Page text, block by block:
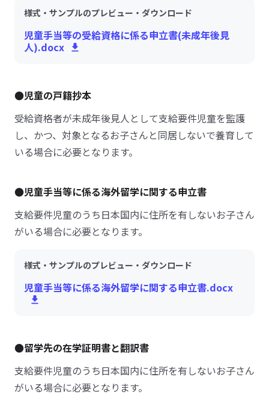
様式・サンプルのプレビュー・ダウンロード
児童手当等の受給資格に係る申立書(未成年後見
人).docx
●児童の戸籍抄本
受給資格者が未成年後見人として支給要件児童を監護
し、かつ、対象となるお子さんと同居しないで養育して
いる場合に必要となります。
●児童手当等に係る海外留学に関する申立書
支給要件児童のうち日本国内に住所を有しないお子さん
がいる場合に必要となります。
様式・サンプルのプレビュー・ダウンロード
児童手当等に係る海外留学に関する申立書.docx
●留学先の在学証明書と翻訳書
支給要件児童のうち日本国内に住所を有しないお子さん
がいる場合に必要となります。